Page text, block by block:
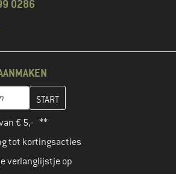
0286
in en maak in de volgende stap je
€ 5,- **
tot kortingsacties
verlanglijstje op